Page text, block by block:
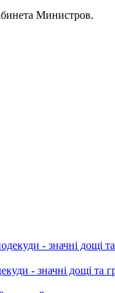
Министров.
- значні дощі та